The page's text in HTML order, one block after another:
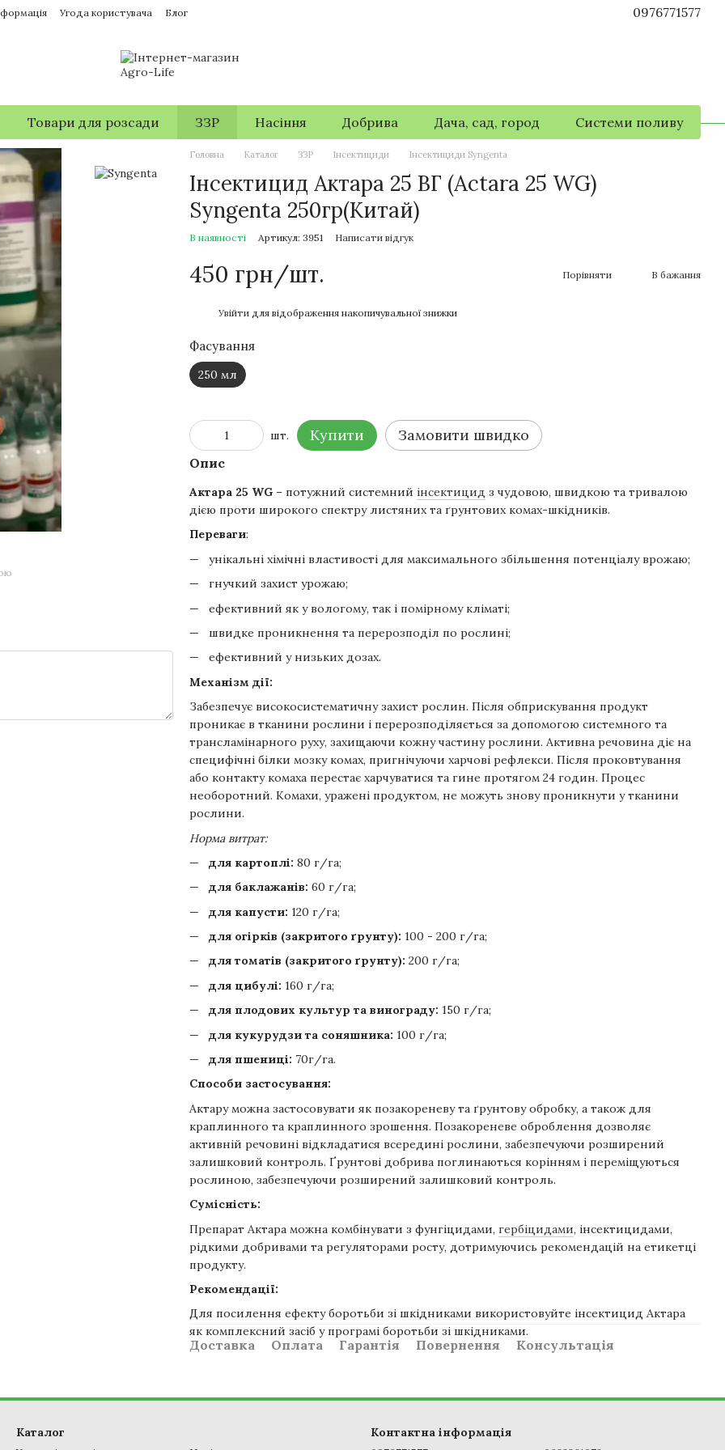
Угода користувача Блог 0976771577
Товари для розсади ЗЗР Насіння Добрива Дача, сад, город Системи поливу
Головна Каталог ЗЗР Інсектициди Інсектициди Syngenta
Інсектицид Актара 25 ВГ (Actara 25 WG)
Syngenta 250гр(Китай)
В наявності Артикул: 3951 Написати відгук
450 грн/шт. Порівняти В бажання
Увійти для відображення накопичувальної знижки
Фасування
250 мл
шт. Купити Замовити швидко
Опис
Актара 25 WG – потужний системний інсектицид з чудовою, швидкою та тривалою
дією проти широкого спектру листяних та ґрунтових комах-шкідників.
Переваги:
унікальні хімічні властивості для максимального збільшення потенціалу врожаю;
гнучкий захист урожаю;
ефективний як у вологому, так і помірному кліматі;
швидке проникнення та перерозподіл по рослині;
ефективний у низьких дозах.
Механізм дії:
Забезпечує високосистематичну захист рослин. Після обприскування продукт
проникає в тканини рослини і перерозподіляється за допомогою системного та
трансламінарного руху, захищаючи кожну частину рослини. Активна речовина діє на
специфічні білки мозку комах, пригнічуючи харчові рефлекси. Після проковтування
або контакту комаха перестає харчуватися та гине протягом 24 годин. Процес
необоротний. Комахи, уражені продуктом, не можуть знову проникнути у тканини
рослини.
Норма витрат:
для картоплі: 80 г/га;
для баклажанів: 60 г/га;
для капусти: 120 г/га;
для огірків (закритого ґрунту): 100 - 200 г/га;
для томатів (закритого ґрунту): 200 г/га;
для цибулі: 160 г/га;
для плодових культур та винограду: 150 г/га;
для кукурудзи та соняшника: 100 г/га;
для пшениці: 70г/га.
Способи застосування:
Актару можна застосовувати як позакореневу та ґрунтову обробку, а також для
краплинного та краплинного зрошення. Позакореневе оброблення дозволяє
активній речовині відкладатися всередині рослини, забезпечуючи розширений
залишковий контроль. Ґрунтові добрива поглинаються корінням і переміщуються
рослиною, забезпечуючи розширений залишковий контроль.
Сумісність:
Препарат Актара можна комбінувати з фунгіцидами, гербіцидами, інсектицидами,
рідкими добривами та регуляторами росту, дотримуючись рекомендацій на етикетці
продукту.
Рекомендації:
Для посилення ефекту боротьби зі шкідниками використовуйте інсектицид Актара
як комплексний засіб у програмі боротьби зі шкідниками.
Доставка Оплата Гарантія Повернення Консультація
Каталог Контактна інформація